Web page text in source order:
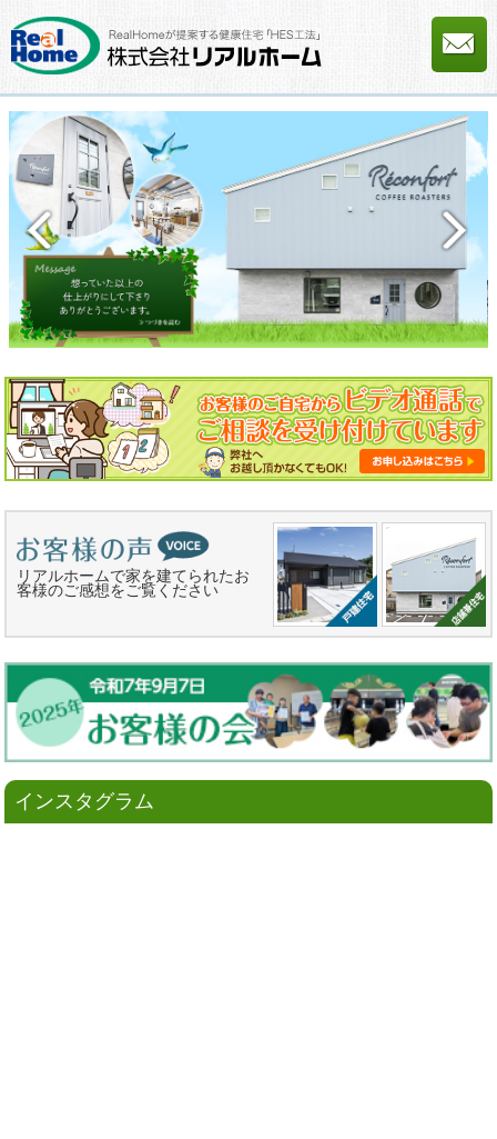
リアルホームで家を建てられたお
客様のご感想をご覧ください
インスタグラム